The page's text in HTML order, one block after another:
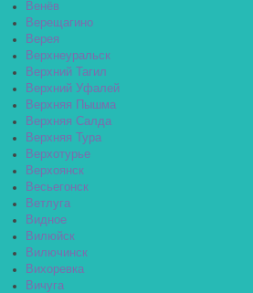
Венёв
Верещагино
Верея
Верхнеуральск
Верхний Тагил
Верхний Уфалей
Верхняя Пышма
Верхняя Салда
Верхняя Тура
Верхотурье
Верхоянск
Весьегонск
Ветлуга
Видное
Вилюйск
Вилючинск
Вихоревка
Вичуга